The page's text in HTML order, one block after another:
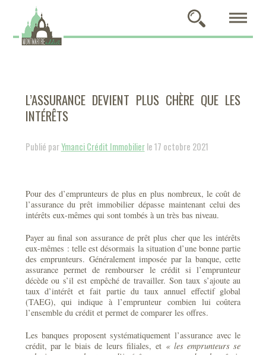
L’ASSURANCE DEVIENT PLUS CHÈRE QUE LES
INTÉRÊTS
Publié parYmanci Crédit Immobilierle 17 octobre 2021
Pour des d’emprunteurs de plus en plus nombreux, le coût de
l’assurance du prêt immobilier dépasse maintenant celui des
intérêts eux-mêmes qui sont tombés à un très bas niveau.
Payer au final son assurance de prêt plus cher que les intérêts
eux-mêmes : telle est désormais la situation d’une bonne partie
des emprunteurs. Généralement imposée par la banque, cette
assurance permet de rembourser le crédit si l’emprunteur
décède ou s’il est empêché de travailler. Son taux s’ajoute au
taux d’intérêt et fait partie du taux annuel effectif global
(TAEG), qui indique à l’emprunteur combien lui coûtera
l’ensemble du crédit et permet de comparer les offres.
Les banques proposent systématiquement l’assurance avec le
crédit, par le biais de leurs filiales, et « les emprunteurs se